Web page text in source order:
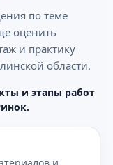
по теме
оценить
и практику
области.
и этапы работ